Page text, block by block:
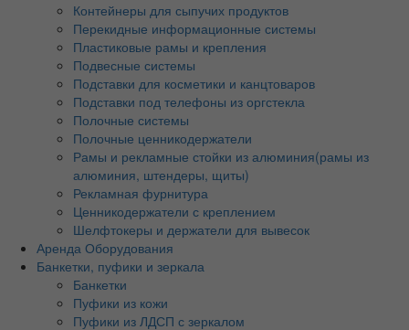
Контейнеры для сыпучих продуктов
Перекидные информационные системы
Пластиковые рамы и крепления
Подвесные системы
Подставки для косметики и канцтоваров
Подставки под телефоны из оргстекла
Полочные системы
Полочные ценникодержатели
Рамы и рекламные стойки из алюминия(рамы из
алюминия, штендеры, щиты)
Рекламная фурнитура
Ценникодержатели с креплением
Шелфтокеры и держатели для вывесок
Аренда Оборудования
Банкетки, пуфики и зеркала
Банкетки
Пуфики из кожи
Пуфики из ЛДСП с зеркалом